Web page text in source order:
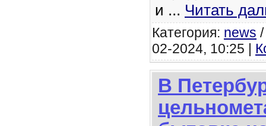
и ... Читать
Категория: news
02-2024, 10:25 |
В